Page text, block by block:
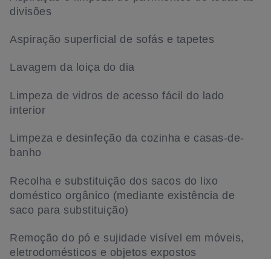
divisões
Aspiração superficial de sofás e tapetes
Lavagem da loiça do dia
Limpeza de vidros de acesso fácil do lado
interior
Limpeza e desinfeção da cozinha e casas-de-
banho
Recolha e substituição dos sacos do lixo
doméstico orgânico (mediante existência de
saco para substituição)
Remoção do pó e sujidade visível em móveis,
eletrodomésticos e objetos expostos